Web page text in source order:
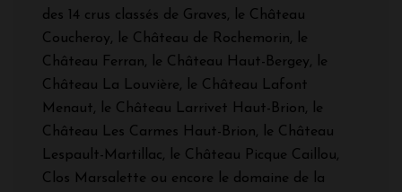
des 14 crus classés de Graves, le Château
Coucheroy, le Château de Rochemorin, le
Château Ferran, le Château Haut-Bergey, le
Château La Louvière, le Château Lafont
Menaut, le Château Larrivet Haut-Brion, le
Château Les Carmes Haut-Brion, le Château
Lespault-Martillac, le Château Picque Caillou,
Clos Marsalette ou encore le domaine de la